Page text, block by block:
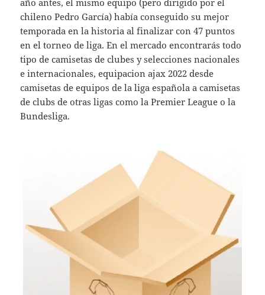
año antes, el mismo equipo (pero dirigido por el
chileno Pedro García) había conseguido su mejor
temporada en la historia al finalizar con 47 puntos
en el torneo de liga. En el mercado encontrarás todo
tipo de camisetas de clubes y selecciones nacionales
e internacionales, equipacion ajax 2022 desde
camisetas de equipos de la liga española a camisetas
de clubs de otras ligas como la Premier League o la
Bundesliga.